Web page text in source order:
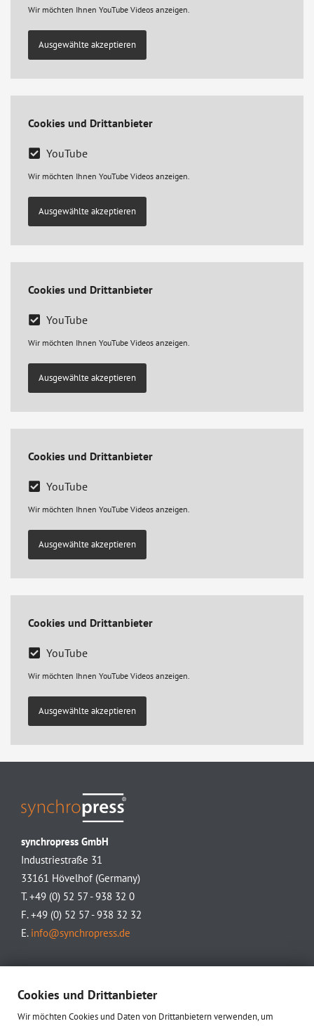
Cookies und Drittanbieter
Wir möchten Cookies und Daten von Drittanbietern verwenden, um
Wir möchten Ihnen YouTube Videos anzeigen.
Ausgewählte akzeptieren
Cookies und Drittanbieter
YouTube
Wir möchten Ihnen YouTube Videos anzeigen.
Ausgewählte akzeptieren
Cookies und Drittanbieter
YouTube
Wir möchten Ihnen YouTube Videos anzeigen.
Ausgewählte akzeptieren
Cookies und Drittanbieter
YouTube
Wir möchten Ihnen YouTube Videos anzeigen.
Ausgewählte akzeptieren
Cookies und Drittanbieter
YouTube
Wir möchten Ihnen YouTube Videos anzeigen.
Ausgewählte akzeptieren
synchropress GmbH
Industriestraße 31
33161 Hövelhof (Germany)
T. +49 (0) 52 57 - 938 32 0
F. +49 (0) 52 57 - 938 32 32
E. info@synchropress.de